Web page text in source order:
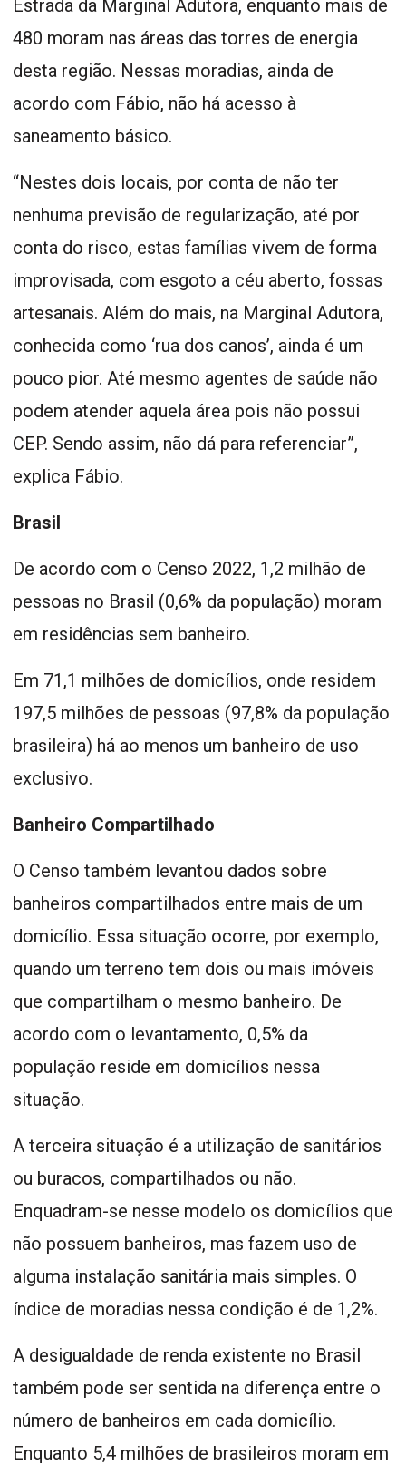
Estrada da Marginal Adutora, enquanto mais de
480 moram nas áreas das torres de energia
desta região. Nessas moradias, ainda de
acordo com Fábio, não há acesso à
saneamento básico.
“Nestes dois locais, por conta de não ter
nenhuma previsão de regularização, até por
conta do risco, estas famílias vivem de forma
improvisada, com esgoto a céu aberto, fossas
artesanais. Além do mais, na Marginal Adutora,
conhecida como ‘rua dos canos’, ainda é um
pouco pior. Até mesmo agentes de saúde não
podem atender aquela área pois não possui
CEP. Sendo assim, não dá para referenciar”,
explica Fábio.
Brasil
De acordo com o Censo 2022, 1,2 milhão de
pessoas no Brasil (0,6% da população) moram
em residências sem banheiro.
Em 71,1 milhões de domicílios, onde residem
197,5 milhões de pessoas (97,8% da população
brasileira) há ao menos um banheiro de uso
exclusivo.
Banheiro Compartilhado
O Censo também levantou dados sobre
banheiros compartilhados entre mais de um
domicílio. Essa situação ocorre, por exemplo,
quando um terreno tem dois ou mais imóveis
que compartilham o mesmo banheiro. De
acordo com o levantamento, 0,5% da
população reside em domicílios nessa
situação.
A terceira situação é a utilização de sanitários
ou buracos, compartilhados ou não.
Enquadram-se nesse modelo os domicílios que
não possuem banheiros, mas fazem uso de
alguma instalação sanitária mais simples. O
índice de moradias nessa condição é de 1,2%.
A desigualdade de renda existente no Brasil
também pode ser sentida na diferença entre o
número de banheiros em cada domicílio.
Enquanto 5,4 milhões de brasileiros moram em